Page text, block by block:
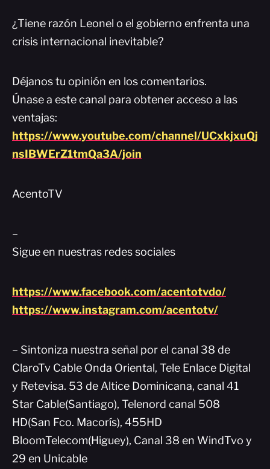
¿Tiene razón Leonel o el gobierno enfrenta una
crisis internacional inevitable?
Déjanos tu opinión en los comentarios.
Únase a este canal para obtener acceso a las
ventajas:
https://www.youtube.com/channel/UCxkjxuQj
nsIBWErZ1tmQa3A/join
AcentoTV
–
Sigue en nuestras redes sociales
https://www.facebook.com/acentotvdo/
https://www.instagram.com/acentotv/
– Sintoniza nuestra señal por el canal 38 de
ClaroTv Cable Onda Oriental, Tele Enlace Digital
y Retevisa. 53 de Altice Dominicana, canal 41
Star Cable(Santiago), Telenord canal 508
HD(San Fco. Macorís), 455HD
BloomTelecom(Higuey), Canal 38 en WindTvo y
29 en Unicable